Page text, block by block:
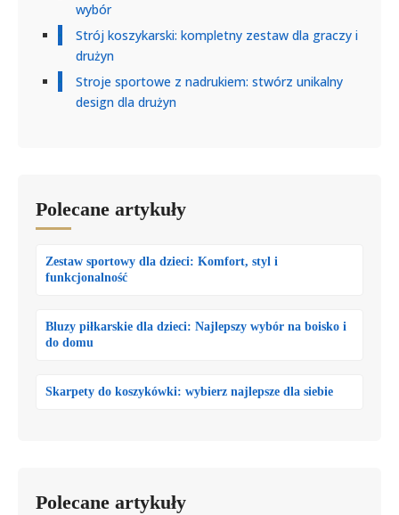
wybór
Strój koszykarski: kompletny zestaw dla graczy i
drużyn
Stroje sportowe z nadrukiem: stwórz unikalny
design dla drużyn
Polecane artykuły
Zestaw sportowy dla dzieci: Komfort, styl i
funkcjonalność
Bluzy piłkarskie dla dzieci: Najlepszy wybór na boisko i
do domu
Skarpety do koszykówki: wybierz najlepsze dla siebie
Polecane artykuły